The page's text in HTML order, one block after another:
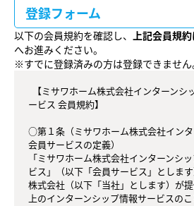
コ
ン
テ
ン
ツ
へ
登録フォーム
以下の会員規約を確認し、 上記会員規
へお進みください。
※すでに登録済みの方は登録できません
ービス 会員規約】
○第１条（ミサワホーム株式会社イン
会員サービスの定義）
「ミサワホーム株式会社インターンシ
ビス」（以下「会員サービス」としま
株式会社（以下「当社」とします）が
上のインターンシップ情報サービスのこ